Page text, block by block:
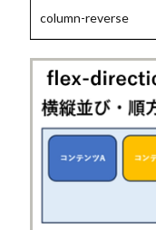
column-reverse